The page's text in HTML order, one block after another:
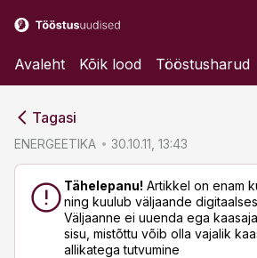
Avaleht Kõik lood Tööstusharud
Tagasi
ENERGEETIKA 30.10.11, 13:43
Tähelepanu! Artikkel on enam
ning kuulub väljaande
Väljaanne ei uuenda ega
sisu, mistõttu võib olla vajalik
allikatega tutvumine